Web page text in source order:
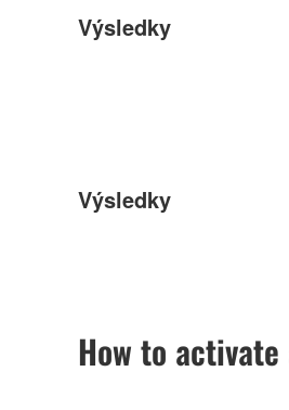
Výsledky
Výsledky
How to